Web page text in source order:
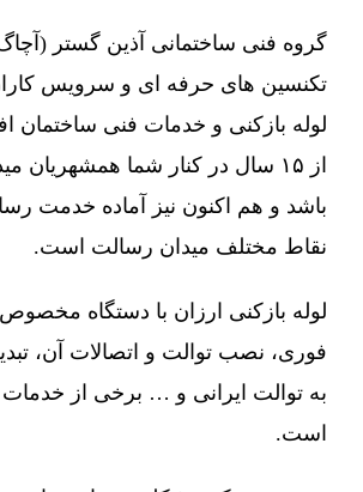
گروه فنی ساختمانی آذین گستر
تکنسین های حرفه ای و سرویس کاران
لوله بازکنی و خدمات فنی ساختمان
از ۱۵ سال در کنار شما همشهریان
باشد و هم اکنون نیز آماده خدمت
نقاط مختلف میدان رسالت است.
لوله بازکنی ارزان با دستگاه
فوری، نصب توالت و اتصالات آن،
به توالت ایرانی و … برخی از
است.